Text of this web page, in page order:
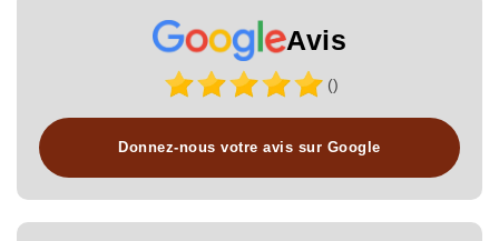
Avis
()
Donnez-nous votre avis sur Google